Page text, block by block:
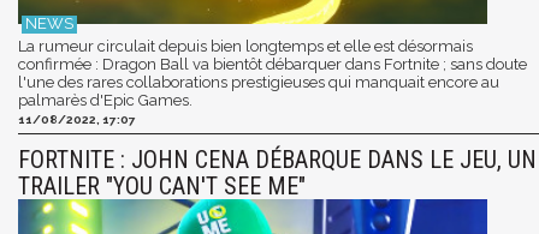
La rumeur circulait depuis bien longtemps et elle est désormais
confirmée : Dragon Ball va bientôt débarquer dans Fortnite ; sans doute
l'une des rares collaborations prestigieuses qui manquait encore au
palmarès d'Epic Games.
11/08/2022, 17:07
FORTNITE : JOHN CENA DÉBARQUE DANS LE JEU, UN
TRAILER "YOU CAN'T SEE ME"